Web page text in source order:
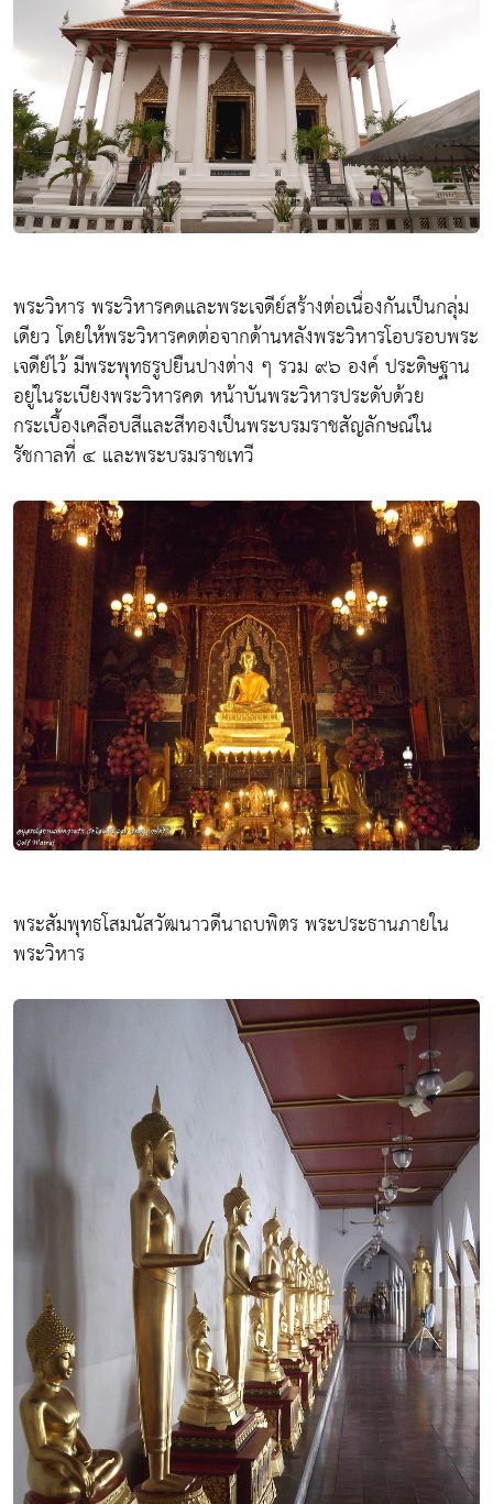
พระวิหาร พระวิหารคดและพระเจดีย์สร้างต่อเนื่องกันเป็นกลุ่ม
เดียว โดยให้พระวิหารคดต่อจากด้านหลังพระวิหารโอบรอบพระ
เจดีย์ไว้ มีพระพุทธรูปยืนปางต่าง ๆ รวม ๙๖ องค์ ประดิษฐาน
อยู่ในระเบียงพระวิหารคด หน้าบันพระวิหารประดับด้วย
กระเบื้องเคลือบสีและสีทองเป็นพระบรมราชสัญลักษณ์ใน
รัชกาลที่ ๔ และพระบรมราชเทวี
พระสัมพุทธโสมนัสวัฒนาวดีนาถบพิตร พระประธานภายใน
พระวิหาร